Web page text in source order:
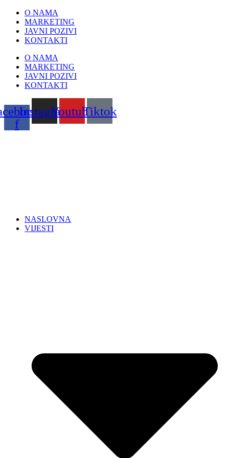
Skip
content
O NAMA
MARKETING
JAVNI POZIVI
KONTAKTI
O NAMA
MARKETING
JAVNI POZIVI
KONTAKTI
f
InstagramYoutubeTiktok
NASLOVNA
VIJESTI